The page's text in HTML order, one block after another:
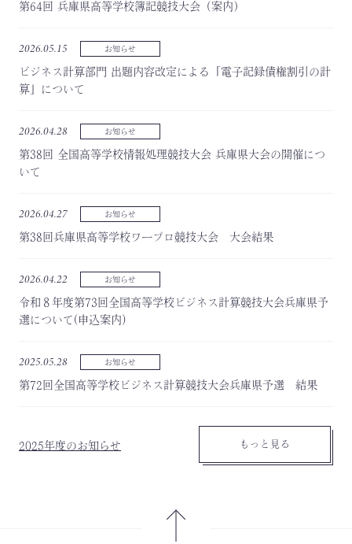
第64回 兵庫県高等学校簿記競技大会（案内）
2026.05.15 お知らせ
ビジネス計算部門 出題内容改定による「電子記録債権割引の計
算」について
2026.04.28 お知らせ
第38回 全国高等学校情報処理競技大会 兵庫県大会の開催につ
いて
2026.04.27 お知らせ
第38回兵庫県高等学校ワープロ競技大会 大会結果
2026.04.22 お知らせ
令和８年度第73回全国高等学校ビジネス計算競技大会兵庫県予
選について(申込案内)
2025.05.28 お知らせ
第72回全国高等学校ビジネス計算競技大会兵庫県予選 結果
2025年度のお知らせ もっと見る